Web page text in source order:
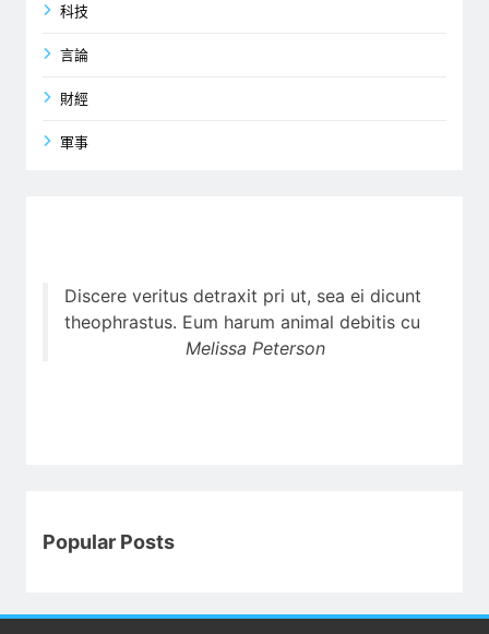
科技
言論
財經
軍事
Discere veritus detraxit pri ut, sea ei dicunt
theophrastus. Eum harum animal debitis cu
Melissa Peterson
Popular Posts